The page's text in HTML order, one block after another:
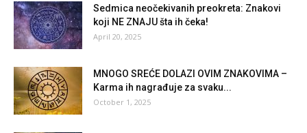
Sedmica neočekivanih preokreta: Znakovi
koji NE ZNAJU šta ih čeka!
April 20, 2025
MNOGO SREĆE DOLAZI OVIM ZNAKOVIMA –
Karma ih nagrađuje za svaku...
October 1, 2025